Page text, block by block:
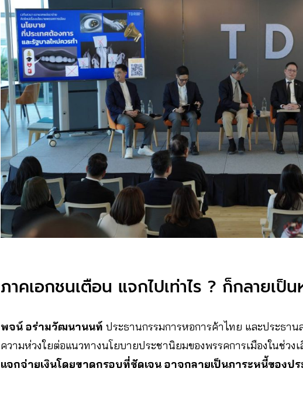
ภาคเอกชนเตือน แจกไปเท่าไร ? ก็กลายเป็น
พจน์ อร่ามวัฒนานนท์ ประธานกรรมการหอการค้าไทย และประธา
ความห่วงใยต่อแนวทางนโยบายประชานิยมของพรรคการเมืองในช่วงเ
แจกจ่ายเงินโดยขาดกรอบที่ชัดเจน อาจกลายเป็นภาระหนี้ของปร